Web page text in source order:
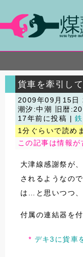
貨車を牽引し
2009年09月15
潮汐:中潮
旧暦
17年前に投稿 |
1分ぐらいで読め
この記事は情報が
大津線感謝祭が
されるようなの
は…と思いつつ、
付属の連結器を
デキ3に貨車